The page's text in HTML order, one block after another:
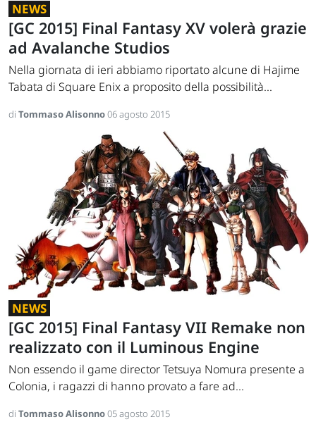
NEWS
[GC 2015] Final Fantasy XV volerà grazie
ad Avalanche Studios
Nella giornata di ieri abbiamo riportato alcune di Hajime
Tabata di Square Enix a proposito della possibilità...
di Tommaso Alisonno06 agosto 2015
NEWS
[GC 2015] Final Fantasy VII Remake non
realizzato con il Luminous Engine
Non essendo il game director Tetsuya Nomura presente a
Colonia, i ragazzi di hanno provato a fare ad...
di Tommaso Alisonno05 agosto 2015